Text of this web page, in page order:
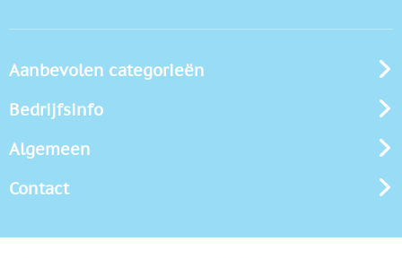
Aanbevolen categorieën
Bedrijfsinfo
Algemeen
Contact